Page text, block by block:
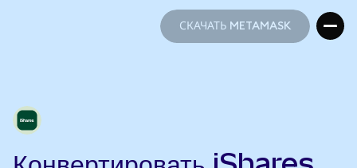
СКАЧАТЬ METAMASK